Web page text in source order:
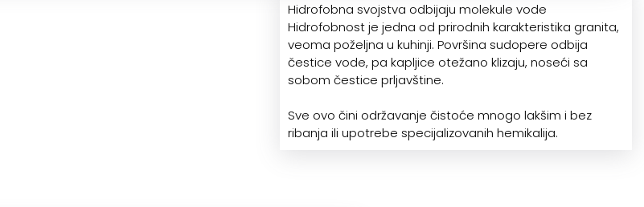
Hidrofobna svojstva odbijaju molekule vode
Hidrofobnost je jedna od prirodnih karakteristika granita,
veoma poželjna u kuhinji. Površina sudopere odbija
čestice vode, pa kapljice otežano klizaju, noseći sa
sobom čestice prljavštine.
Sve ovo čini održavanje čistoće mnogo lakšim i bez
ribanja ili upotrebe specijalizovanih hemikalija.